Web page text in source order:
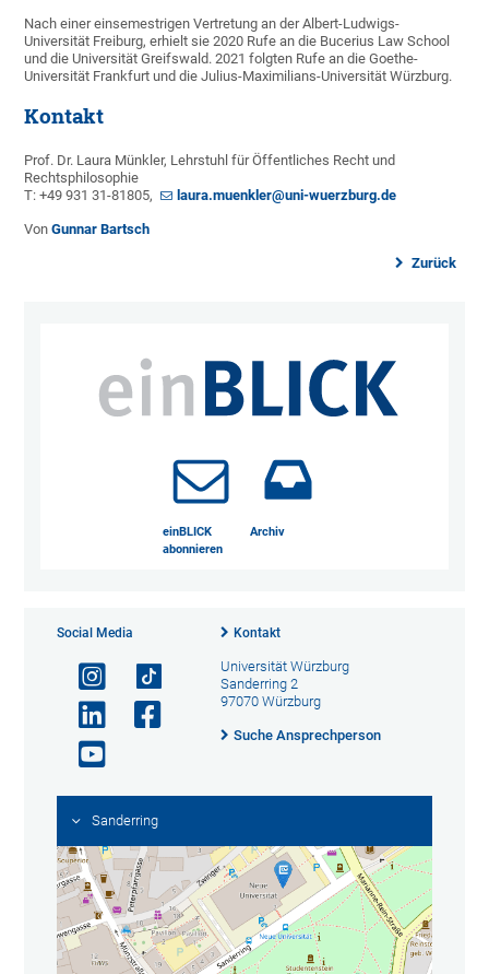
Nach einer einsemestrigen Vertretung an der Albert-Ludwigs-
Universität Freiburg, erhielt sie 2020 Rufe an die Bucerius Law School
und die Universität Greifswald. 2021 folgten Rufe an die Goethe-
Universität Frankfurt und die Julius-Maximilians-Universität Würzburg.
Kontakt
Prof. Dr. Laura Münkler, Lehrstuhl für Öffentliches Recht und
Rechtsphilosophie
T: +49 931 31-81805,
laura.muenkler@uni-wuerzburg.de
VonGunnar Bartsch
Zurück
einBLICK
abonnieren
Archiv
Social Media Kontakt
Universität Würzburg
Sanderring 2
97070 Würzburg
Suche Ansprechperson
Sanderring